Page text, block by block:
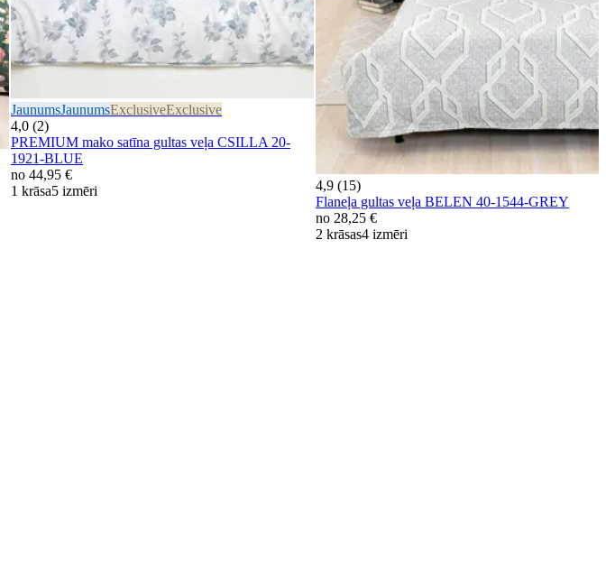
JaunumsJaunumsExclusiveExclusive
4,0 (2)
PREMIUM mako satīna gultas veļa CSILLA 20-
1921-BLUE
no 44,95 €
1 krāsa5 izmēri
4,9 (15)
Flaneļa gultas veļa BELEN 40-1544-GREY
no 28,25 €
2 krāsas4 izmēri